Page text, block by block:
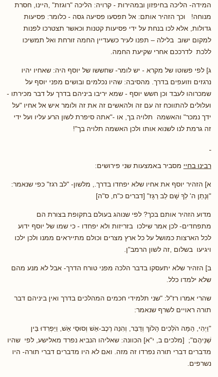
המידה- הליכה בחיפזון ובמהירות - קרויה: הליכה "רוגזת" ,היינו, חסרת
מנוחה! וכך הזהיר אותם: אל תפסעו פסיעה גסה - כלומר: פסיעות
גדולות, אלא לכו בנחת על ידי פסיעות קטנות וכאשר תצטרכו לפנות
למקום ישוב בלילה – תפנו לעיר כשעדיין החמה זורחת ואל תמשיכו
ללכת לדרככם אחרי שקיעת החמה.
ג] לפי פשוטו של מקרא - יש לומר- שחששו של יוסף היה: שאחיו יהיו
נרגזים וזועפים בדרך. מהסיבה: שהיו נכלמים ובושים מפני יוסף על
שמכרוהו לעבד וכן חשש יוסף - שמא יריבו ביניהם בדרך על דבר מכירתו -
ועלולים להתווכח זה עם זה ולהאשים זה את זה ולומר איש אל אחיו "על
ידך נמכר" והאשמה תלויה בך, או -"אתה סיפרת לשון הרע עליו ועל ידי
זה גרמת לנו לשנוא אותו ולכן האשמה תלויה בך"!
רבינו בחיי מסביר באמצעות שני פירושים:
א] הזהיר יוסף את אחיו שלא יפחדו בדרך., מלשון- "לב רגז" כפי שנאמר:
"וְנָתַן ה' לְךָ שָׁם לֵב רַגָּז" [דברים כ"ח, ס"ה]
מדוע הזהיר אותם בכך? לפי שנוהג בעולם בתקופת בצורת הם
מתפחדים- לכן אמר שילכו בזריזות ולא יפחדו - כי שמו של יוסף ידוע
לכל הארצות כמושל על כל ארץ מצרים וכולם מתייראים ממנו ולכן ילכו
ויגיעו בשלום ,זה לשון הרמב"ן.
ב] הזהיר שלא יתעסקו בדבר הלכה מפני טורח הדרך- אבל לא מנע מהם
שלא ילמדו כלל.
שהרי אמרו רז"ל: "שני תלמידי חכמים המהלכים בדרך ואין ביניהם דבר
תורה ראויים לשרף שנאמר:
"וַיְהִי, הֵמָּה הֹלְכִים הָלוֹךְ וְדַבֵּר, וְהִנֵּה רֶכֶב-אֵשׁ וְסוּסֵי אֵשׁ, וַיַּפְרִדוּ בֵּין
שְׁנֵיהֶם"; [מלכים ב, י"א] הכוונה: שאליהו הנביא נפרד מאלישע, לפי שהיו
מדברים דברי תורה נפרדו זה מזה. ואם לא היו מדברים דברי תורה- היו
נשרפים.